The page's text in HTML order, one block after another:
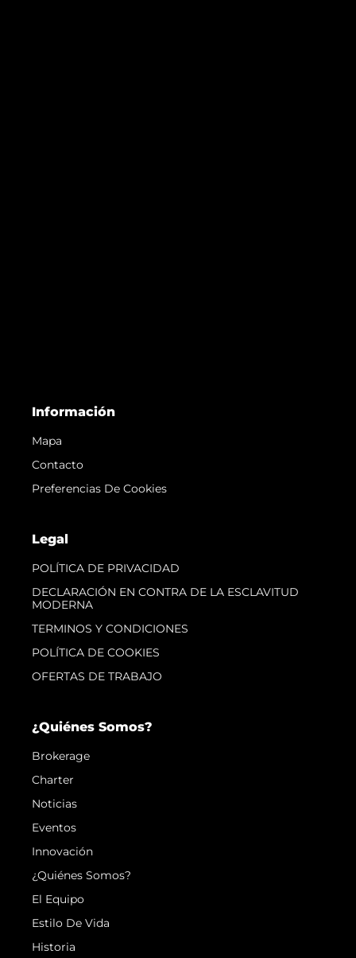
Información
Mapa
Contacto
Preferencias De Cookies
Legal
POLÍTICA DE PRIVACIDAD
DECLARACIÓN EN CONTRA DE LA ESCLAVITUD
MODERNA
TERMINOS Y CONDICIONES
POLÍTICA DE COOKIES
OFERTAS DE TRABAJO
¿Quiénes Somos?
Brokerage
Charter
Noticias
Eventos
Innovación
¿Quiénes Somos?
El Equipo
Estilo De Vida
Historia